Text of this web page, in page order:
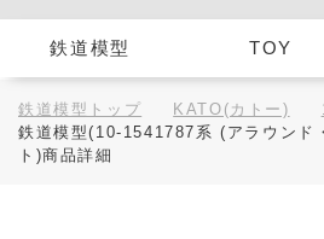
鉄道模型 TOY
鉄道模型トップ KATO(カトー)
鉄道模型(10-1541787系 (アラウンド
ト)商品詳細